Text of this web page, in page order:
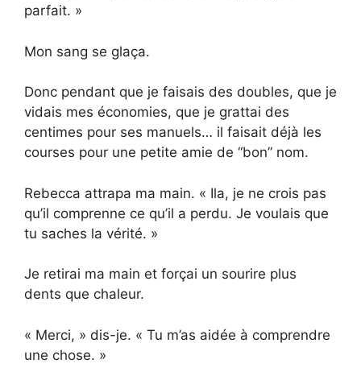
parfait. »
Mon sang se glaça.
Donc pendant que je faisais des doubles, que je
vidais mes économies, que je grattai des
centimes pour ses manuels… il faisait déjà les
courses pour une petite amie de “bon” nom.
Rebecca attrapa ma main. « Ila, je ne crois pas
qu’il comprenne ce qu’il a perdu. Je voulais que
tu saches la vérité. »
Je retirai ma main et forçai un sourire plus
dents que chaleur.
« Merci, » dis-je. « Tu m’as aidée à comprendre
une chose. »